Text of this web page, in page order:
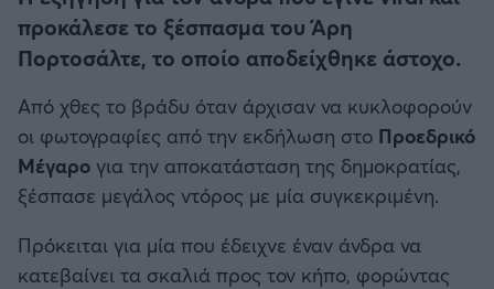
Ατρόμητος Αθηνών
Αστέρας Τρίπολης
Παναιτωλικός
Καλαμάτα
προκάλεσε το ξέσπασμα του Άρη
Πορτοσάλτε, το οποίο αποδείχθηκε άστοχο.
Από χθες το βράδυ όταν άρχισαν να κυκλοφορούν
οι φωτογραφίες από την εκδήλωση στο Προεδρικό
Μέγαρο για την αποκατάσταση της δημοκρατίας,
ξέσπασε μεγάλος ντόρος με μία συγκεκριμένη.
Πρόκειται για μία που έδειχνε έναν άνδρα να
κατεβαίνει τα σκαλιά προς τον κήπο, φορώντας